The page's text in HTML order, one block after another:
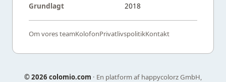
Grundlagt
2018
Om vores teamKolofonPrivatlivspolitikKontakt
©2026 colomio.com · En platform af happycolorz GmbH,